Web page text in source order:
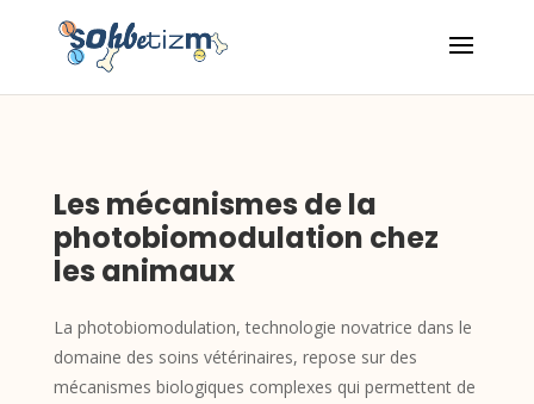
Les mécanismes de la
photobiomodulation chez
les animaux
La photobiomodulation, technologie novatrice dans le
domaine des soins vétérinaires, repose sur des
mécanismes biologiques complexes qui permettent de